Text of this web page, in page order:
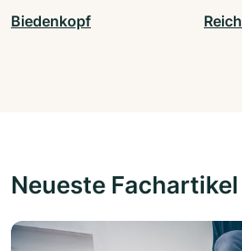
Biedenkopf
Neueste Fachartikel